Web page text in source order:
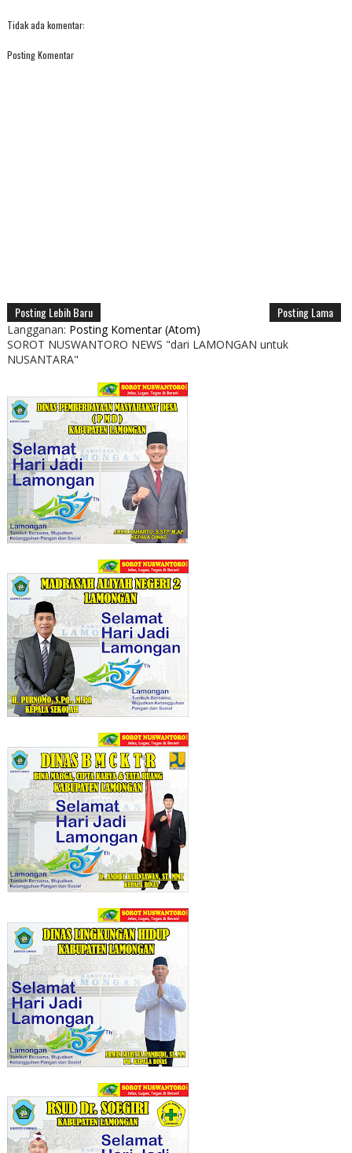
Tidak ada komentar:
Posting Komentar
Posting Lebih Baru Posting Lama
Langganan: Posting Komentar (Atom)
SOROT NUSWANTORO NEWS "dari LAMONGAN untuk
NUSANTARA"